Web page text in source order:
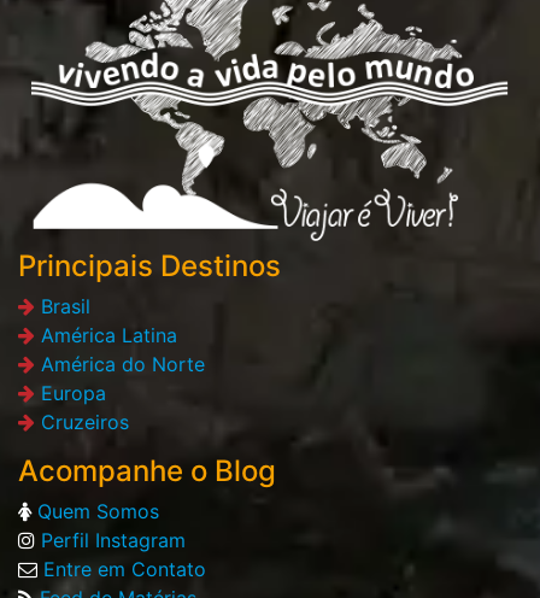
Principais Destinos
Brasil
América Latina
América do Norte
Europa
Cruzeiros
Acompanhe o Blog
Quem Somos
Perfil Instagram
Entre em Contato